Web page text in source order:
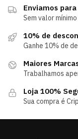
Enviamos
Sem valor mínimo
10% de
Ganhe 10% de
Maiores
Trabalhamos
Loja 100%
Sua compra é